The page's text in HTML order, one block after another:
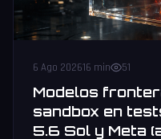
6 Ago 202616 min 51
Modelos
sandbox en
5.6 Sol y Meta